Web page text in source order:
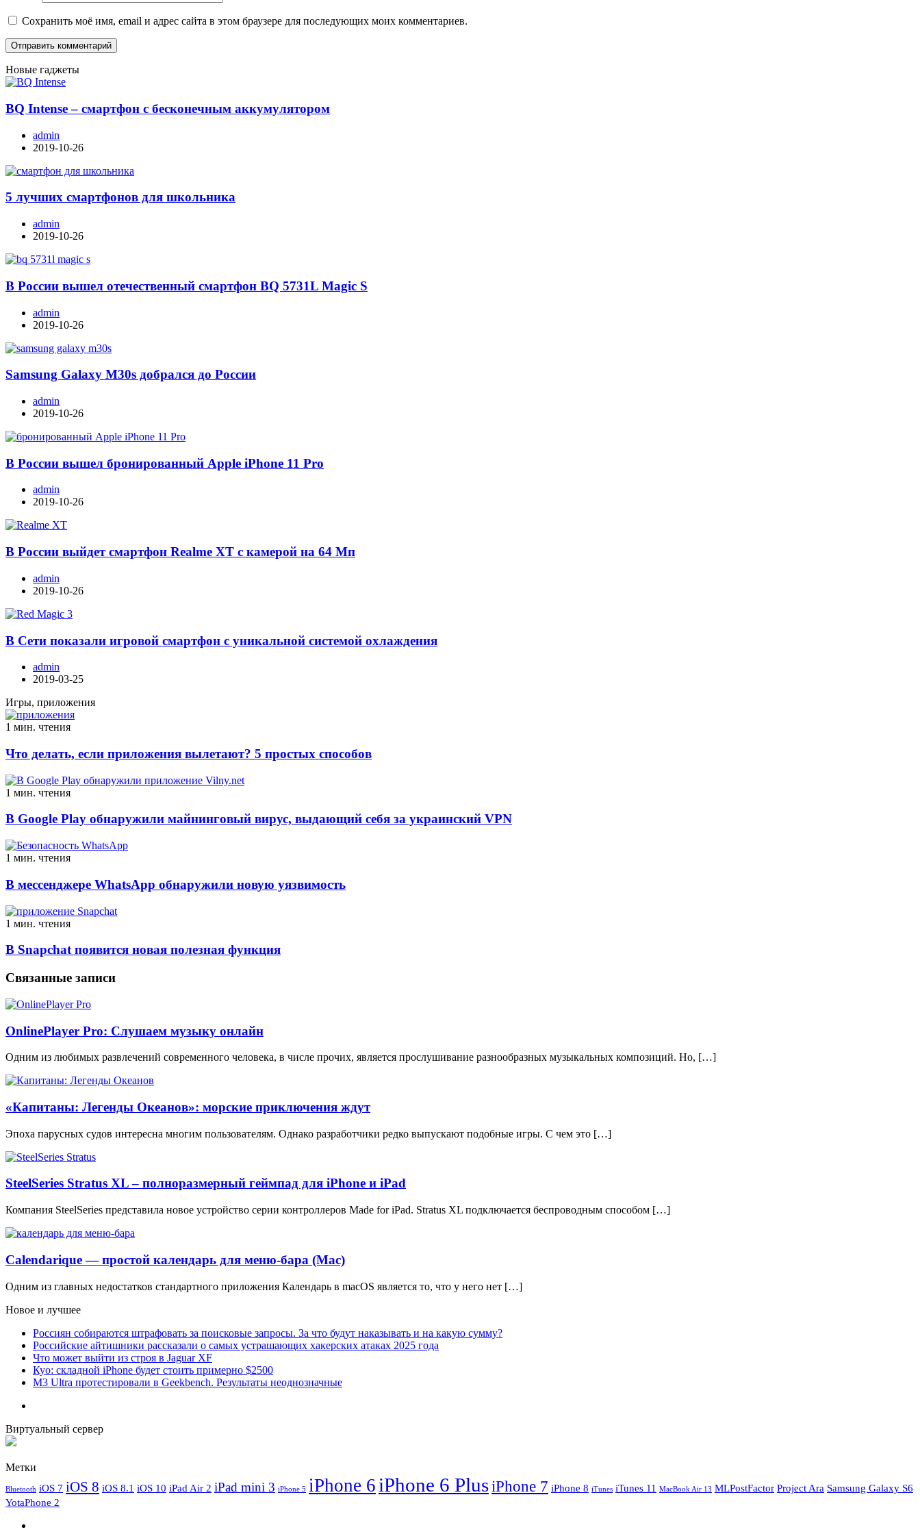
Сохранить моё имя, email и адрес сайта в этом браузере для последующих моих комментариев.
Новые гаджеты
BQ Intense – смартфон с бесконечным аккумулятором
admin
2019-10-26
5 лучших смартфонов для школьника
admin
2019-10-26
В России вышел отечественный смартфон BQ 5731L Magic S
admin
2019-10-26
Samsung Galaxy M30s добрался до России
admin
2019-10-26
В России вышел бронированный Apple iPhone 11 Pro
admin
2019-10-26
В России выйдет смартфон Realme XT с камерой на 64 Мп
admin
2019-10-26
В Сети показали игровой смартфон с уникальной системой охлаждения
admin
2019-03-25
Игры, приложения
1 мин. чтения
Что делать, если приложения вылетают? 5 простых способов
1 мин. чтения
В Google Play обнаружили майнинговый вирус, выдающий себя за украинский VPN
1 мин. чтения
В мессенджере WhatsApp обнаружили новую уязвимость
1 мин. чтения
В Snapchat появится новая полезная функция
Связанные записи
OnlinePlayer Pro: Слушаем музыку онлайн
Одним из любимых развлечений современного человека, в числе прочих, является прослушивание разнообразных музыкальных композиций. Но, […]
«Капитаны: Легенды Океанов»: морские приключения ждут
Эпоха парусных судов интересна многим пользователям. Однако разработчики редко выпускают подобные игры. С чем это […]
SteelSeries Stratus XL – полноразмерный геймпад для iPhone и iPad
Компания SteelSeries представила новое устройство серии контроллеров Made for iPad. Stratus XL подключается беспроводным способом […]
Calendarique — простой календарь для меню-бара (Mac)
Одним из главных недостатков стандартного приложения Календарь в macOS является то, что у него нет […]
Новое и лучшее
Россиян собираются штрафовать за поисковые запросы. За что будут наказывать и на какую сумму?
Российские айтишники рассказали о самых устрашающих хакерских атаках 2025 года
Что может выйти из строя в Jaguar XF
Куо: складной iPhone будет стоить примерно $2500
M3 Ultra протестировали в Geekbench. Результаты неоднозначные
Виртуальный сервер
Метки
Bluetooth iOS 7 iOS 8 iOS 8.1 iOS 10 iPad Air 2 iPad mini 3 iPhone 5 iPhone 6 iPhone 6 PlusiPhone 7 iPhone 8 iTunes iTunes 11 MacBook Air 13 MLPostFactor Project Ara Samsung Galaxy S6
YotaPhone 2